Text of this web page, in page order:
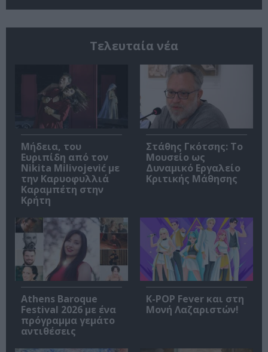
Τελευταία νέα
Μήδεια, του
Ευριπίδη από τον
Nikita Milivojević με
την Καρυοφυλλιά
Καραμπέτη στην
Κρήτη
Στάθης Γκότσης: Το
Μουσείο ως
Δυναμικό Εργαλείο
Κριτικής Μάθησης
Athens Baroque
Festival 2026 με ένα
πρόγραμμα γεμάτο
αντιθέσεις
K-POP Fever και στη
Μονή Λαζαριστών!